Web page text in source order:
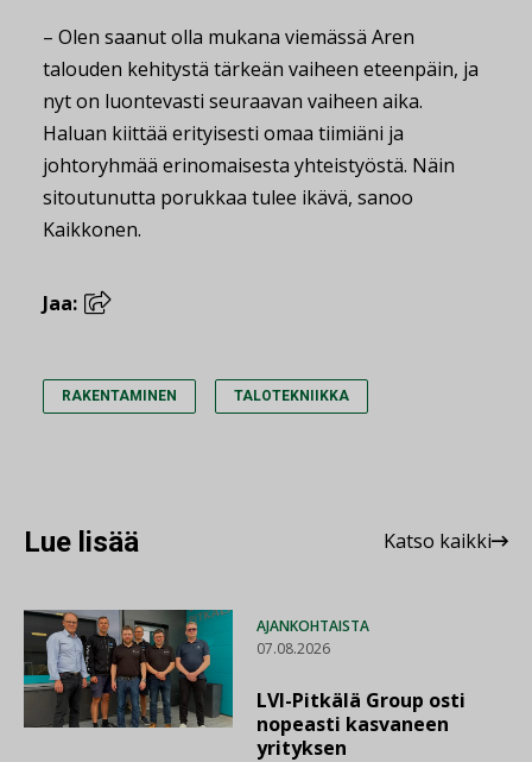
– Olen saanut olla mukana viemässä Aren
talouden kehitystä tärkeän vaiheen eteenpäin, ja
nyt on luontevasti seuraavan vaiheen aika.
Haluan kiittää erityisesti omaa tiimiäni ja
johtoryhmää erinomaisesta yhteistyöstä. Näin
sitoutunutta porukkaa tulee ikävä, sanoo
Kaikkonen.
Jaa:
RAKENTAMINEN TALOTEKNIIKKA
Lue lisää Katso kaikki
AJANKOHTAISTA
07.08.2026
LVI-Pitkälä Group osti
nopeasti kasvaneen
yrityksen